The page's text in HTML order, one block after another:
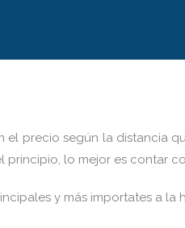
el precio según la distancia
lo mejor es contar
y más importates a